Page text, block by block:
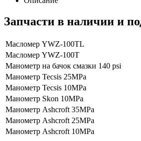
Запчасти в наличии и
Масломер YWZ-100TL
Масломер YWZ-100T
Манометр на бачок смазки 140 psi
Манометр Tecsis 25MPa
Манометр Tecsis 10MPa
Манометр Skon 10MPa
Манометр Ashcroft 35MPa
Манометр Ashcroft 25MPa
Манометр Ashcroft 10MPa